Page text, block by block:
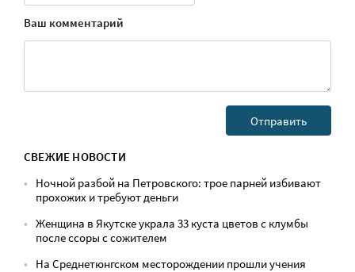
Ваш комментарий
СВЕЖИЕ НОВОСТИ
Ночной разбой на Петровского: трое парней избивают
прохожих и требуют деньги
Женщина в Якутске украла 33 куста цветов с клумбы
после ссоры с сожителем
На Среднетюнгском месторождении прошли учения